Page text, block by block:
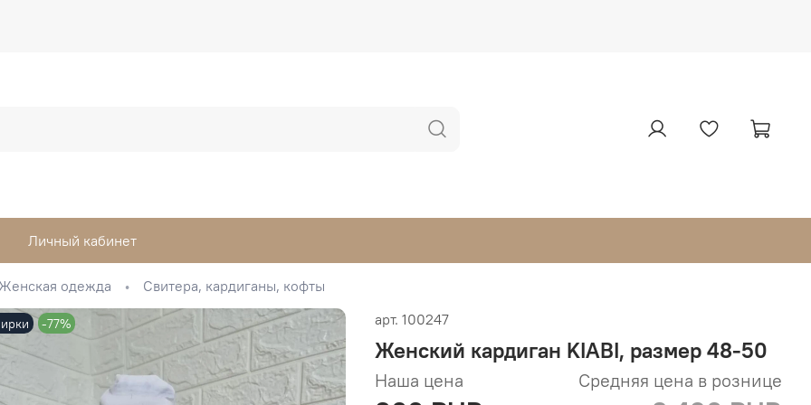
Личный кабинет
одежда Свитера, кардиганы, кофты
-77% арт. 100247
Женский кардиган KIABI, размер 48-50
Наша цена Средняя цена в рознице